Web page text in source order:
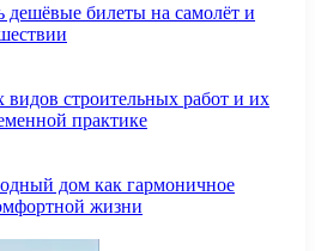
дешёвые билеты на самолёт и
строительных работ и их
практике
дом как гармоничное
жизни